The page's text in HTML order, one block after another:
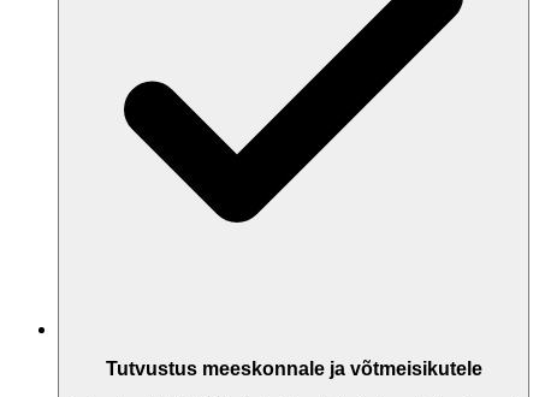
Tutvustus meeskonnale ja võtmeisikutele